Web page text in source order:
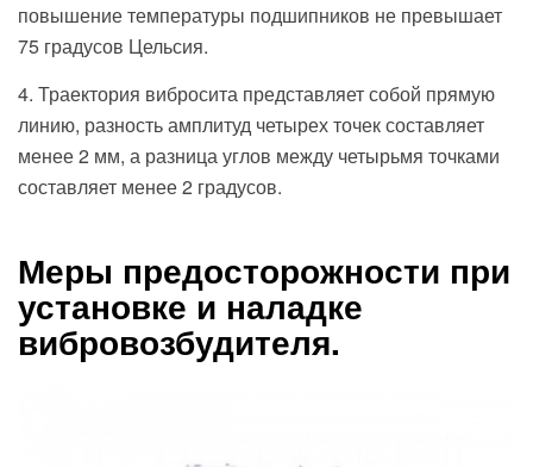
повышение температуры подшипников не превышает
75 градусов Цельсия.
4. Траектория вибросита представляет собой прямую
линию, разность амплитуд четырех точек составляет
менее 2 мм, а разница углов между четырьмя точками
составляет менее 2 градусов.
Меры предосторожности при
установке и наладке
вибровозбудителя.